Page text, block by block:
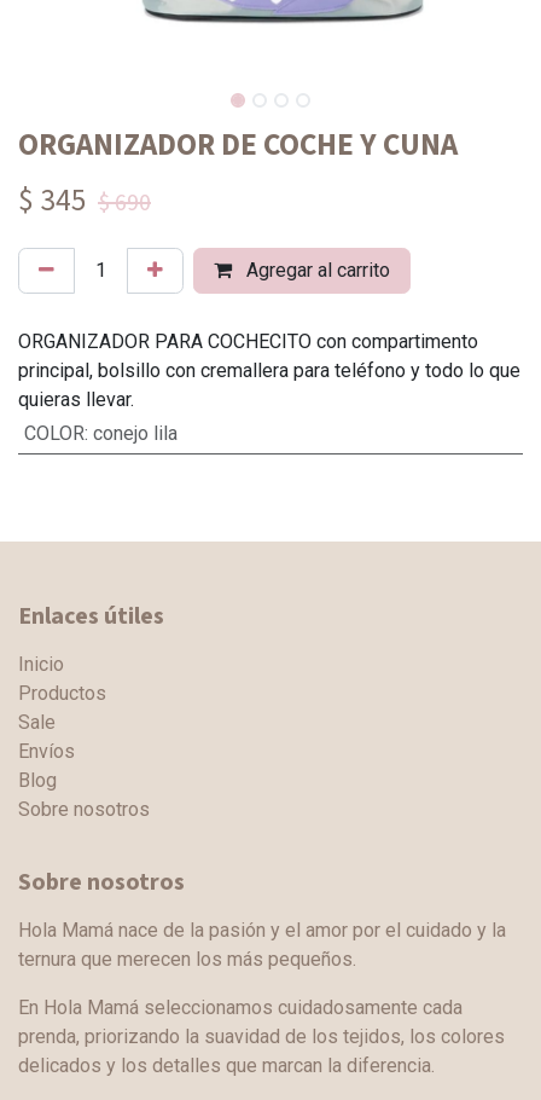
ORGANIZADOR DE COCHE Y CUNA
$ 345 $ 690
Agregar al carrito
ORGANIZADOR PARA COCHECITO con compartimento
principal, bolsillo con cremallera para teléfono y todo lo que
quieras llevar.
COLOR: conejo lila
Enlaces útiles
Inicio
Productos
Sale
Envíos
Blog
Sobre nosotros
Sobre nosotros
Hola Mamá nace de la pasión y el amor por el cuidado y la
ternura que merecen los más pequeños.
En Hola Mamá seleccionamos cuidadosamente cada
prenda, priorizando la suavidad de los tejidos, los colores
delicados y los detalles que marcan la diferencia.